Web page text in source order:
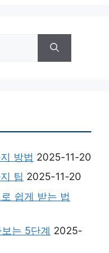
방법 2025-11-20
팁 2025-11-20
쉽게 받는 법
는 5단계 2025-